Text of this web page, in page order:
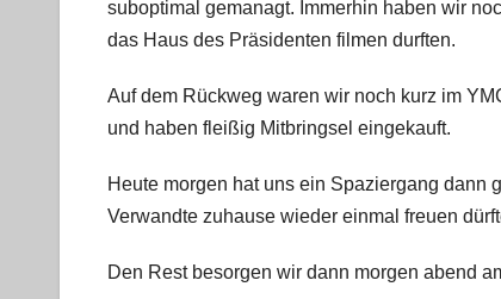
suboptimal gemanagt. Immerhin haben wir
das Haus des Präsidenten filmen durften.
Auf dem Rückweg waren wir noch kurz im
und haben fleißig Mitbringsel eingekauft.
Heute morgen hat uns ein Spaziergang dann
Verwandte zuhause wieder einmal freuen
Den Rest besorgen wir dann morgen abend